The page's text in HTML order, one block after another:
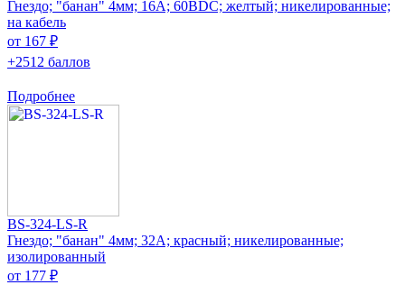
Гнездо; "банан" 4мм; 16А; 60ВDC; желтый; никелированные;
на кабель
от 167 ₽
+2512 баллов
Подробнее
BS-324-LS-R
Гнездо; "банан" 4мм; 32А; красный; никелированные;
изолированный
от 177 ₽